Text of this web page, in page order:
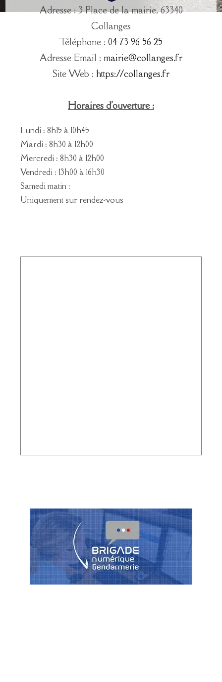
Adresse : 3 Place de la mairie, 63340
Collanges
Téléphone : 04 73 96 56 25
Adresse Email : mairie@collanges.fr
Site Web : https://collanges.fr
Horaires d'ouverture :
Lundi : 8h15 à 10h45
Mardi : 8h30 à 12h00
Mercredi : 8h30 à 12h00
Vendredi : 13h00 à 16h30
Samedi matin :
Uniquement sur rendez-vous